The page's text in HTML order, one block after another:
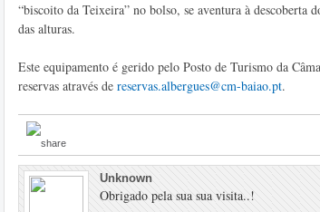
“biscoito da Teixeira” no bolso, se aventura à descoberta
das alturas.
Este equipamento é gerido pelo Posto de Turismo da
reservas através de reservas.albergues@cm-baiao.pt.
Unknown
Obrigado pela sua sua visita..!